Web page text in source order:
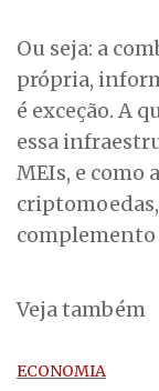
Ou seja: a
própria,
é exceção. A
essa
MEIs, e como
complemento
Veja também
ECONOMIA